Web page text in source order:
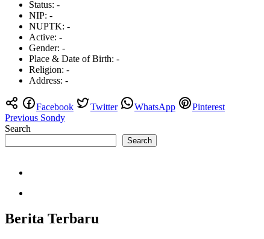
Status: -
NIP: -
NUPTK: -
Active: -
Gender: -
Place & Date of Birth: -
Religion: -
Address: -
Facebook Twitter WhatsApp Pinterest
Post
navigation
Previous Sondy
Search
Search
Berita Terbaru